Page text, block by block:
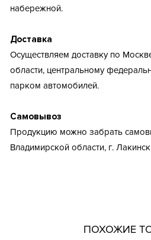
набережной.
Доставка
Осуществляем доставку по
области, центральному
парком автомобилей.
Самовывоз
Продукцию можно забрать
Владимирской области, г. Лакинск
Марка картона: Т-23 / Т-24 / Т-25
ПОХОЖИЕ